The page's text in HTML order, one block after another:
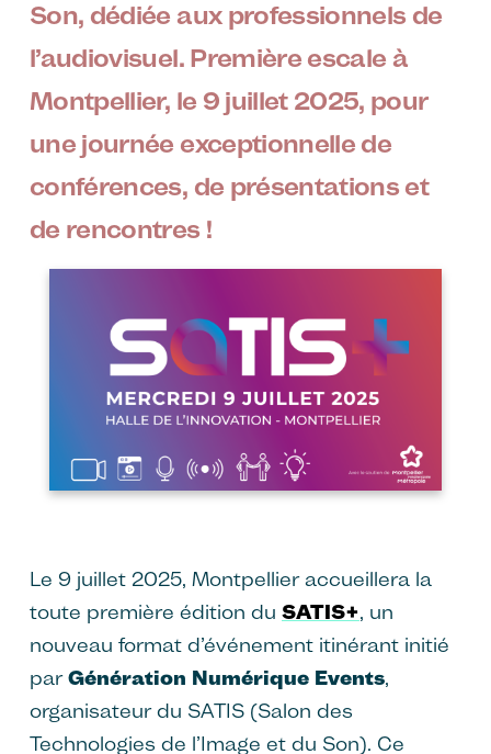
Son, dédiée aux professionnels de
l’audiovisuel. Première escale à
Montpellier, le 9 juillet 2025, pour
une journée exceptionnelle de
conférences, de présentations et
de rencontres !
Le 9 juillet 2025, Montpellier accueillera la
toute première édition du SATIS+, un
nouveau format d’événement itinérant initié
parGénération Numérique Events,
organisateur du SATIS (Salon des
Technologies de l’Image et du Son). Ce